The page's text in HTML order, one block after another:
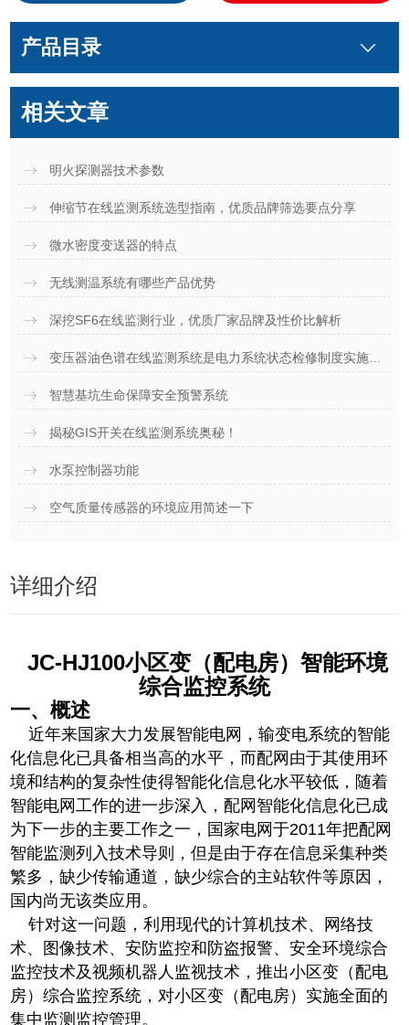
产品目录
相关文章
明火探测器技术参数
伸缩节在线监测系统选型指南，优质品牌筛选要点分享
微水密度变送器的特点
无线测温系统有哪些产品优势
深挖SF6在线监测行业，优质厂家品牌及性价比解析
变压器油色谱在线监测系统是电力系统状态检修制度实施的有力保障
智慧基坑生命保障安全预警系统
揭秘GIS开关在线监测系统奥秘！
水泵控制器功能
空气质量传感器的环境应用简述一下
详细介绍
JC-HJ100小区变（配电房）智能环境
综合监控系统
一、概述
近年来国家大力发展智能电网，输变电系统的智能
化信息化已具备相当高的水平，而配网由于其使用环
境和结构的复杂性使得智能化信息化水平较低，随着
智能电网工作的进一步深入，配网智能化信息化已成
为下一步的主要工作之一，国家电网于2011年把配网
智能监测列入技术导则，但是由于存在信息采集种类
繁多，缺少传输通道，缺少综合的主站软件等原因，
国内尚无该类应用。
针对这一问题，利用现代的计算机技术、网络技
术、图像技术、安防监控和防盗报警、安全环境综合
监控技术及视频机器人监视技术，推出小区变（配电
房）综合监控系统，对小区变（配电房）实施全面的
集中监测监控管理。